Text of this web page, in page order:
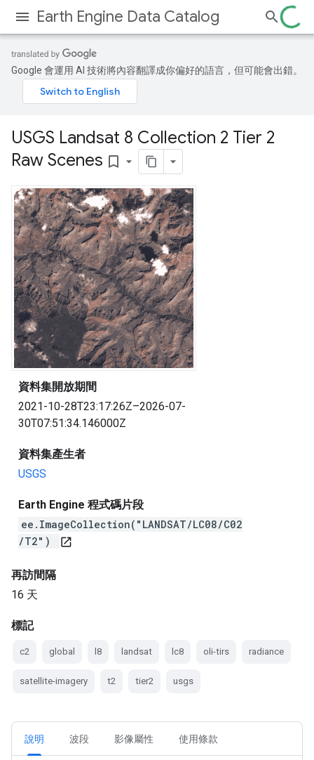
Earth Engine Data Catalog
Google 會運用 AI 技術將內容翻譯成你偏好的語言，但可能會出錯。
USGS Landsat 8 Collection 2 Tier 2
Raw Scenes bookmark_border
資料集開放期間
2021-10-28T23:17:26Z–2026-07-
30T07:51:34.146000Z
資料集產生者
USGS
Earth Engine 程式碼片段
ee.ImageCollection("LANDSAT/LC08/C02
/T2")
open_in_new
再訪間隔
16 天
標記
c2 global l8 landsat lc8 oli-tirs radiance
satellite-imagery t2 tier2 usgs
說明 波段 影像屬性 使用條款